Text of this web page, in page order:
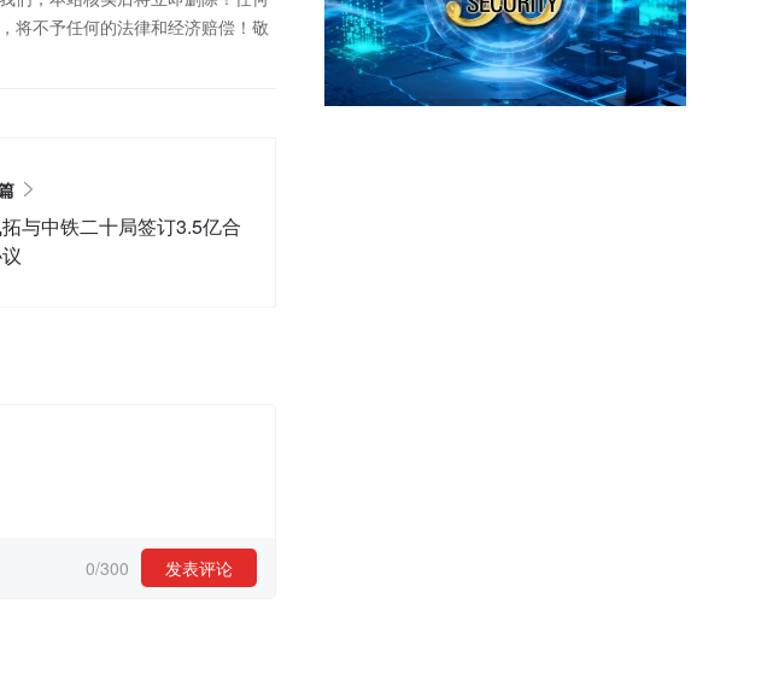
将不予任何的法律和经济赔偿！敬
与中铁二十局签订3.5亿合
0/300 发表评论